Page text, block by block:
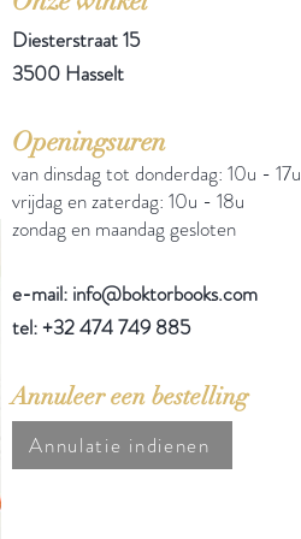
Diesterstraat 15
3500 Hasselt
Openingsuren
van dinsdag tot donderdag: 10u - 17u
vrijdag en zaterdag: 10u - 18u
zondag en maandag gesloten
e-mail: info@boktorbooks.com
tel: +32 474 749 885
Annuleer een bestelling
Annulatie indienen